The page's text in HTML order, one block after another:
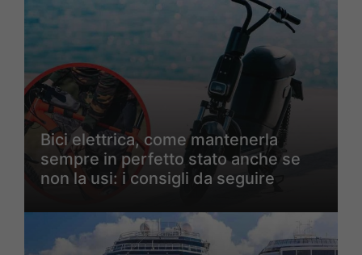
Bici elettrica, come mantenerla
sempre in perfetto stato anche se
non la usi: i consigli da seguire